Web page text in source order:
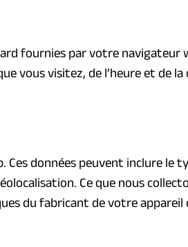
fournies par votre navigateur
vous visitez, de l’heure et de
données peuvent inclure le
Ce que nous
du fabricant de votre